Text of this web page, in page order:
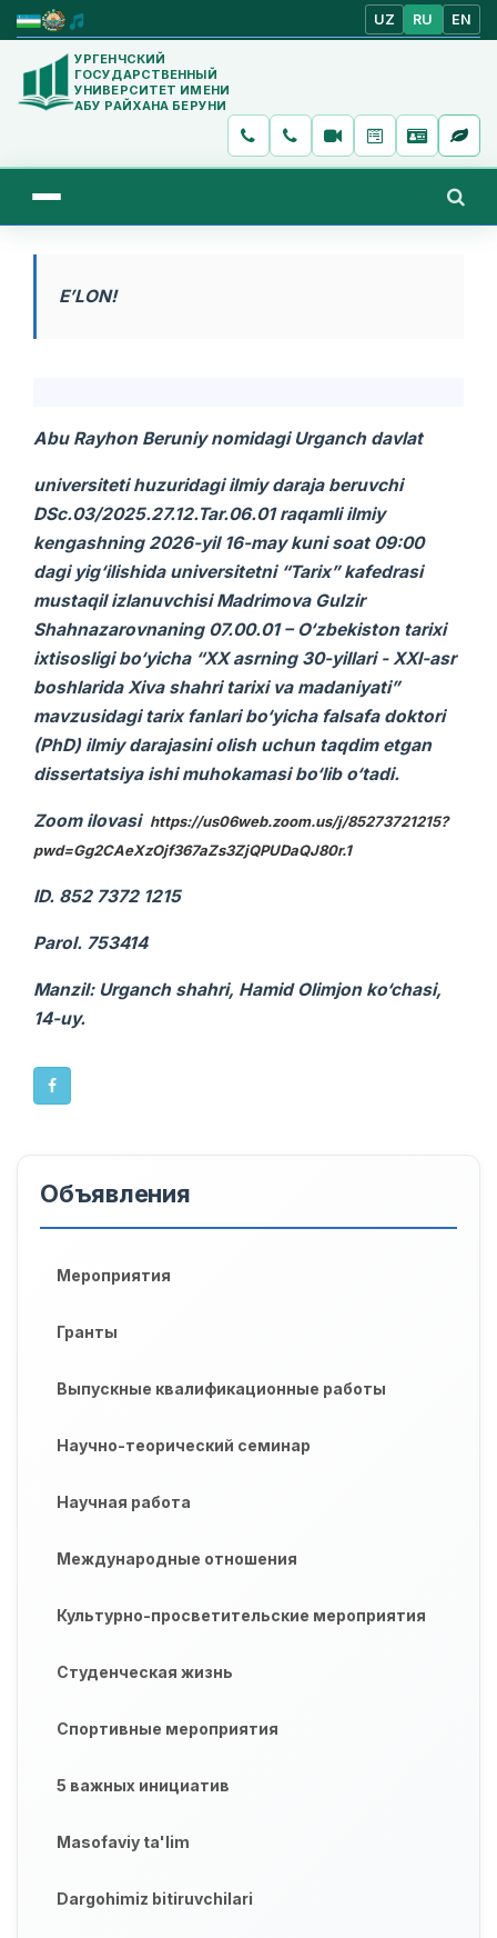
UZ RU EN
УРГЕНЧСКИЙ
ГОСУДАРСТВЕННЫЙ
УНИВЕРСИТЕТ ИМЕНИ
АБУ РАЙХАНА БЕРУНИ
E’LON!
Abu Rayhon Beruniy nomidagi Urganch davlat
universiteti huzuridagi ilmiy daraja beruvchi
DSc.03/2025.27.12.Tar.06.01 raqamli ilmiy
kengashning 2026-yil 16-may kuni soat 09:00
dagi yig‘ilishida universitetni “Tarix” kafedrasi
mustaqil izlanuvchisi Madrimova Gulzir
Shahnazarovnaning 07.00.01 – O‘zbekiston tarixi
ixtisosligi bo‘yicha “XX asrning 30-yillari - XXI-asr
boshlarida Xiva shahri tarixi va madaniyati”
mavzusidagi tarix fanlari bo‘yicha falsafa doktori
(PhD) ilmiy darajasini olish uchun taqdim etgan
dissertatsiya ishi muhokamasi bo‘lib o‘tadi.
Zoom ilovasi https://us06web.zoom.us/j/85273721215?
pwd=Gg2CAeXzOjf367aZs3ZjQPUDaQJ80r.1
ID. 852 7372 1215
Parol. 753414
Manzil: Urganch shahri, Hamid Olimjon ko‘chasi,
14-uy.
Объявления
Мероприятия
Гранты
Выпускные квалификационные работы
Научно-теорический семинар
Научная работа
Международные отношения
Культурно-просветительские мероприятия
Студенческая жизнь
Спортивные мероприятия
5 важных инициатив
Masofaviy ta'lim
Dargohimiz bitiruvchilari